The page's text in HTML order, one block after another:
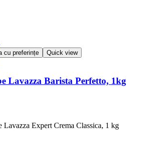
cu preferințe Quick view
Lavazza Barista Perfetto, 1kg